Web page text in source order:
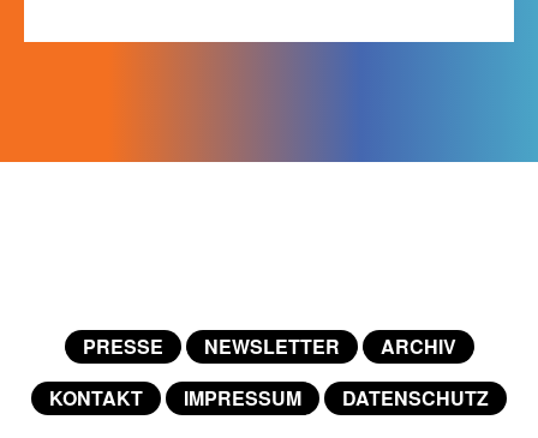
PRESSE NEWSLETTER
ARCHIV
KONTAKT
IMPRESSUM DATENSCHUTZ